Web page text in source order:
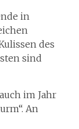
in
des
sind
im Jahr
An